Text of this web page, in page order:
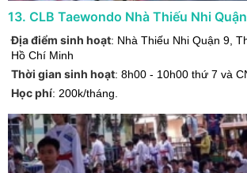
13. CLB Taewondo Nhà Thiếu Nhi
Địa điểm sinh hoạt: Nhà Thiếu Nhi Quận 9
Hồ Chí Minh
Thời gian sinh hoạt: 8h00 - 10h00 thứ 7 và
Học phí: 200k/tháng.